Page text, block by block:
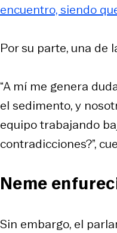
encuentro, siendo
Por su parte, una de
“A mí me genera
el sedimento, y
equipo trabajando
contradicciones?”,
Neme
Sin embargo, el